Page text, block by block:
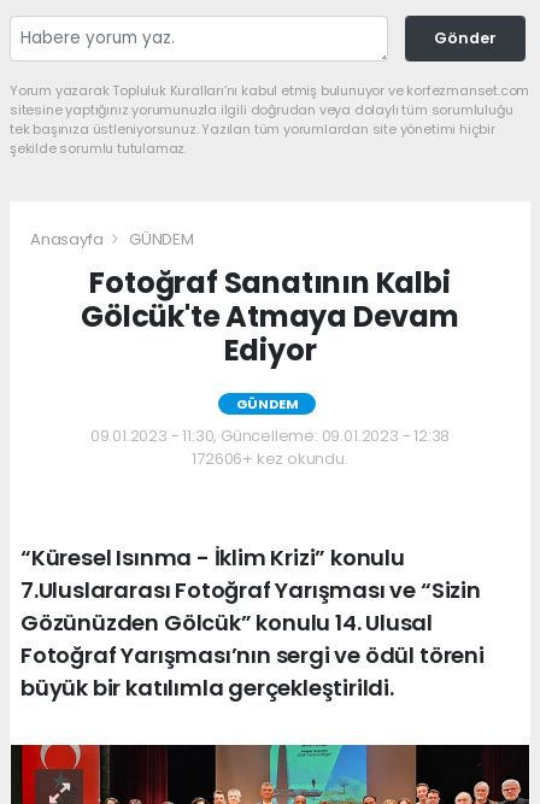
Gönder
Yorum yazarak Topluluk Kuralları’nı kabul etmiş bulunuyor ve korfezmanset.com
sitesine yaptığınız yorumunuzla ilgili doğrudan veya dolaylı tüm sorumluluğu
tek başınıza üstleniyorsunuz. Yazılan tüm yorumlardan site yönetimi hiçbir
şekilde sorumlu tutulamaz.
Anasayfa GÜNDEM
Fotoğraf Sanatının Kalbi
Gölcük'te Atmaya Devam
Ediyor
GÜNDEM
09.01.2023 - 11:30, Güncelleme: 09.01.2023 - 12:38
172606+ kez okundu.
“Küresel Isınma - İklim Krizi” konulu
7.Uluslararası Fotoğraf Yarışması ve “Sizin
Gözünüzden Gölcük” konulu 14. Ulusal
Fotoğraf Yarışması’nın sergi ve ödül töreni
büyük bir katılımla gerçekleştirildi.